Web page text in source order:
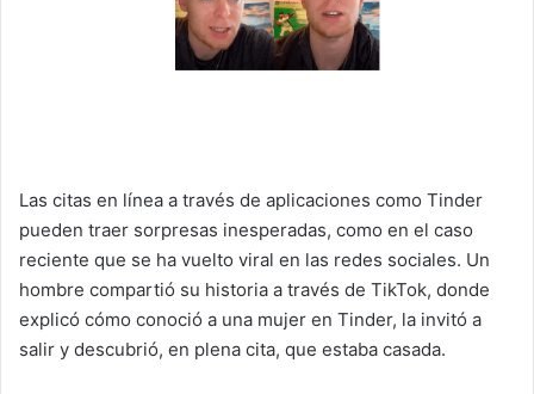
Las citas en línea a través de aplicaciones como Tinder
pueden traer sorpresas inesperadas, como en el caso
reciente que se ha vuelto viral en las redes sociales. Un
hombre compartió su historia a través de TikTok, donde
explicó cómo conoció a una mujer en Tinder, la invitó a
salir y descubrió, en plena cita, que estaba casada.